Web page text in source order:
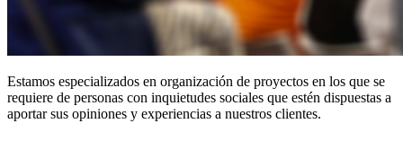
Estamos especializados en organización de proyectos en los que se
requiere de personas con inquietudes sociales que estén dispuestas a
aportar sus opiniones y experiencias a nuestros clientes.